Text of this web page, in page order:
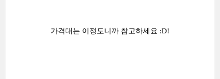
가격대는 이정도니까 참고하세요 :D!